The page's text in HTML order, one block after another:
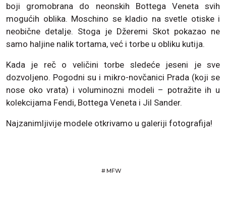
boji gromobrana do neonskih Bottega Veneta svih
mogućih oblika. Moschino se kladio na svetle otiske i
neobične detalje. Stoga je Džeremi Skot pokazao ne
samo haljine nalik tortama, već i torbe u obliku kutija.
Kada je reč o veličini torbe sledeće jeseni je sve
dozvoljeno. Pogodni su i mikro-novčanici Prada (koji se
nose oko vrata) i voluminozni modeli – potražite ih u
kolekcijama Fendi, Bottega Veneta i Jil Sander.
Najzanimljivije modele otkrivamo u galeriji fotografija!
#MFW